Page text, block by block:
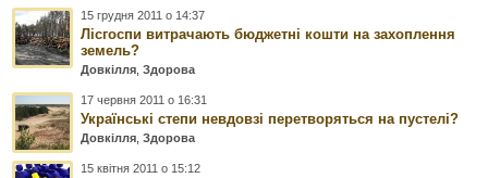
15 грудня 2011 о 14:37
Лісгоспи витрачають бюджетні кошти на захоплення
земель?
Довкілля ,Здорова
17 червня 2011 о 16:31
Українські степи невдовзі перетворяться на пустелі?
Довкілля ,Здорова
15 квітня 2011 о 15:12